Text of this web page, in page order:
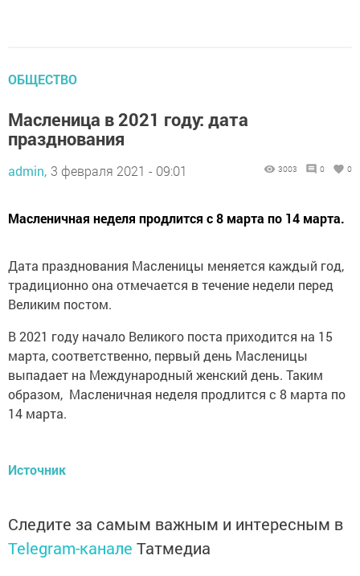
ОБЩЕСТВО
Масленица в 2021 году: дата
празднования
admin, 3 февраля 2021 - 09:01 3003 0 0
Масленичная неделя продлится с 8 марта по 14 марта.
Дата празднования Масленицы меняется каждый год,
традиционно она отмечается в течение недели перед
Великим постом.
В 2021 году начало Великого поста приходится на 15
марта, соответственно, первый день Масленицы
выпадает на Международный женский день. Таким
образом, Масленичная неделя продлится с 8 марта по
14 марта.
Источник
Следите за самым важным и интересным в
Telegram-канале Татмедиа